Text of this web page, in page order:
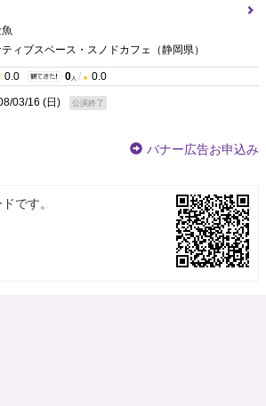
ィブスペース・スノドカフェ （静岡県）
0.0 0 人 / 0.0
03/16 (日) 公演終了
バナー広告お申込み
です。